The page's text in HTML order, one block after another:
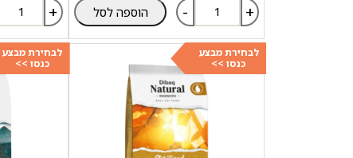
- + הוספה לסל +
לבחירת מבצע
כנסו >>
לבחירת מבצע
כנסו >>